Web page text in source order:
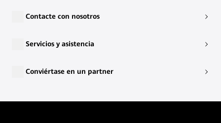
Contacte con nosotros
Servicios y asistencia
Conviértase en un partner